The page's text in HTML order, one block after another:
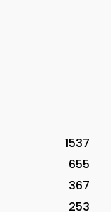
1537
655
367
253